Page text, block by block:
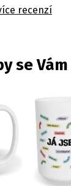
recenzí
se